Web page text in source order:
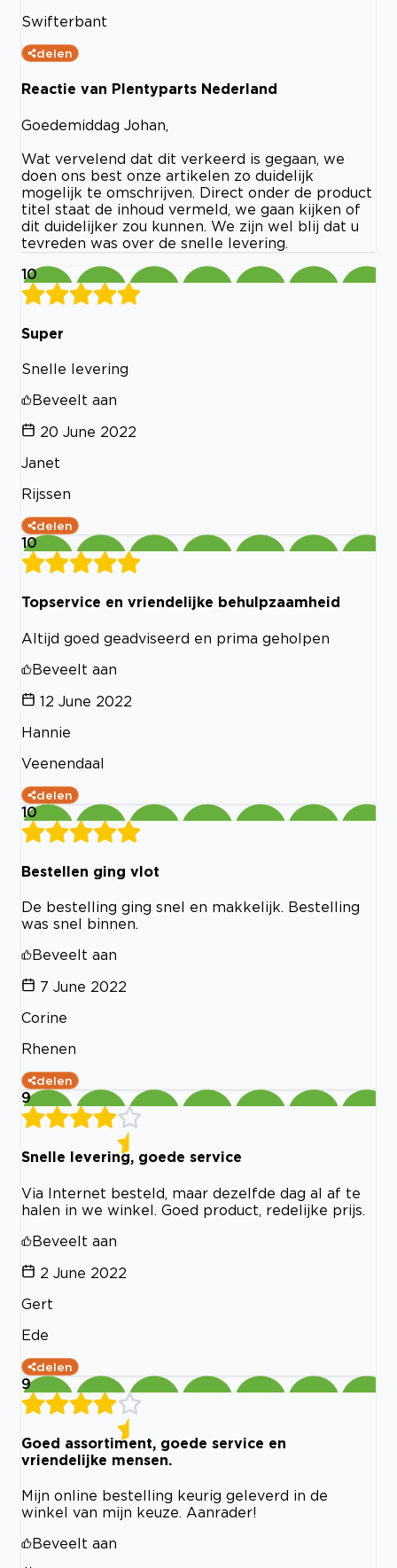
Swifterbant
delen
Reactie van Plentyparts Nederland
Goedemiddag Johan,
Wat vervelend dat dit verkeerd is gegaan, we
doen ons best onze artikelen zo duidelijk
mogelijk te omschrijven. Direct onder de product
titel staat de inhoud vermeld, we gaan kijken of
dit duidelijker zou kunnen. We zijn wel blij dat u
tevreden was over de snelle levering.
10
Super
Snelle levering
Beveelt aan
20 June 2022
Janet
Rijssen
delen
10
Topservice en vriendelijke behulpzaamheid
Altijd goed geadviseerd en prima geholpen
Beveelt aan
12 June 2022
Hannie
Veenendaal
delen
10
Bestellen ging vlot
De bestelling ging snel en makkelijk. Bestelling
was snel binnen.
Beveelt aan
7 June 2022
Corine
Rhenen
delen
9
Snelle levering, goede service
Via Internet besteld, maar dezelfde dag al af te
halen in we winkel. Goed product, redelijke prijs.
Beveelt aan
2 June 2022
Gert
Ede
delen
9
Goed assortiment, goede service en
vriendelijke mensen.
Mijn online bestelling keurig geleverd in de
winkel van mijn keuze. Aanrader!
Beveelt aan